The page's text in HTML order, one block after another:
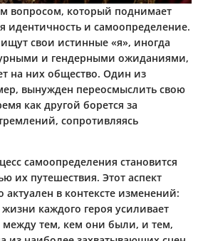
вопросом, который поднимает
идентичность и самоопределение.
свои истинные «я», иногда
и гендерными ожиданиями,
на них общество. Один из
вынужден переосмыслить свою
как другой борется за
сопротивляясь
самоопределения становится
их путешествия. Этот аспект
актуален в контексте изменений:
каждого героя усиливает
тем, кем они были, и тем,